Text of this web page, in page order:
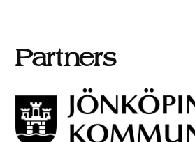
Partners